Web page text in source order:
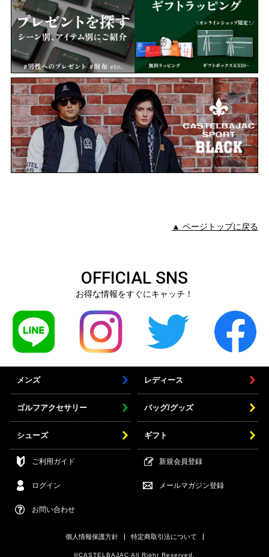
▲ ページトップに戻る
OFFICIAL SNS
お得な情報をすぐにキャッチ！
メンズ レディース
ゴルフアクセサリー バッグ/グッズ
シューズ ギフト
ご利用ガイド 新規会員登録
ログイン メールマガジン登録
お問い合わせ
個人情報保護方針 特定商取引法について
©CASTELBAJAC All Right Reserved.